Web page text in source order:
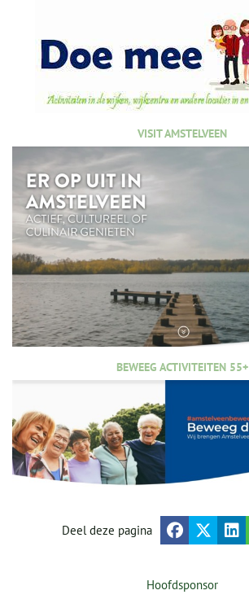
VISIT AMSTELVEEN
BEWEEG ACTIVITEITEN 55+
Deel deze pagina
Hoofdsponsor